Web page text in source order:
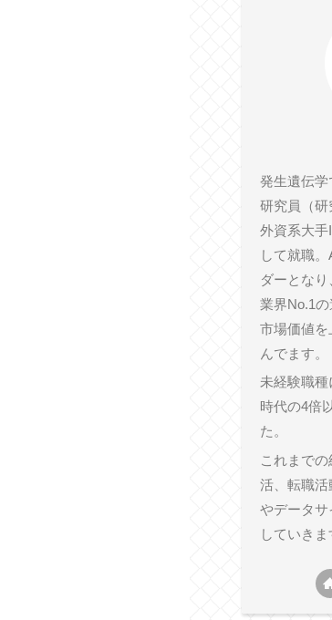
発生遺伝
研究員（研
外資系大手
して就職
ダーとな
業界No.1の
市場価値を
んでます。
未経験職種
時代の4倍
た。
これまで
活、転職活
やデータサ
していきま